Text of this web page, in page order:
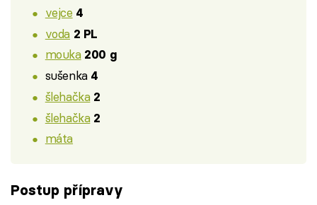
vejce 4
voda 2 PL
mouka 200 g
sušenka 4
šlehačka 2
šlehačka 2
máta
Postup přípravy